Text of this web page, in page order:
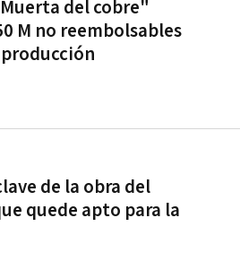
del cobre"
M no reembolsables
de la obra del
quede apto para la